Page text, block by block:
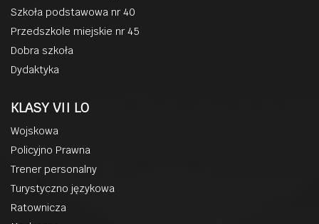
Szkoła podstawowa nr 40
Przedszkole miejskie nr 45
Dobra szkoła
Dydaktyka
KLASY VII LO
Wojskowa
Policyjno Prawna
Trener personalny
Turystyczno językowa
Ratownicza